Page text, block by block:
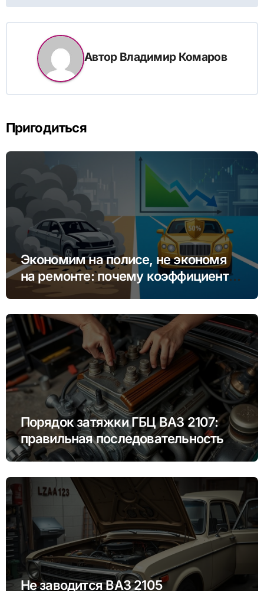
Автор Владимир Комаров
Пригодиться
Экономим на полисе, не экономя
на ремонте: почему коэффициент
бонус-малус (КБМ) важнее цены
Порядок затяжки ГБЦ ВАЗ 2107:
правильная последовательность и
моменты
Не заводится ВАЗ 2105